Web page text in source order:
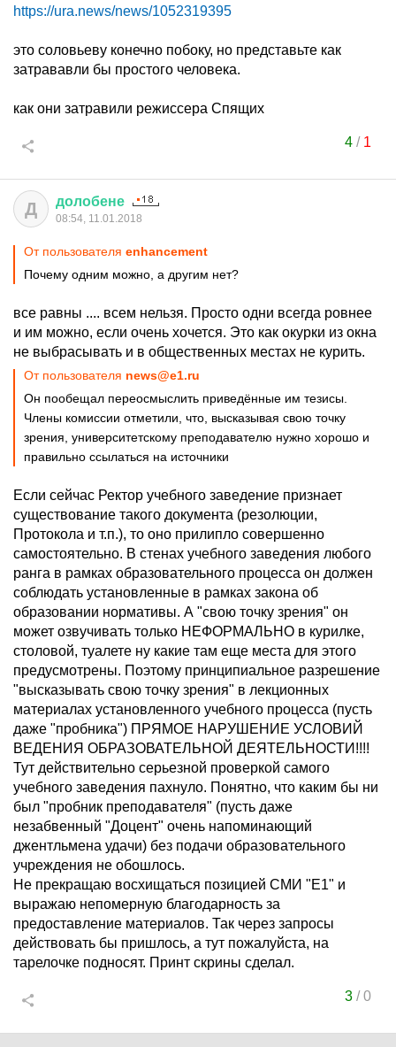
https://ura.news/news/1052319395
это соловьеву конечно побоку, но представьте как
затрававли бы простого человека.
как они затравили режиссера Спящих
4/ 1
Д долобене
08:54, 11.01.2018
От пользователя enhancement
Почему одним можно, а другим нет?
все равны .... всем нельзя. Просто одни всегда ровнее
и им можно, если очень хочется. Это как окурки из окна
не выбрасывать и в общественных местах не курить.
От пользователя news@e1.ru
Он пообещал переосмыслить приведённые им тезисы.
Члены комиссии отметили, что, высказывая свою точку
зрения, университетскому преподавателю нужно хорошо и
правильно ссылаться на источники
Если сейчас Ректор учебного заведение признает
существование такого документа (резолюции,
Протокола и т.п.), то оно прилипло совершенно
самостоятельно. В стенах учебного заведения любого
ранга в рамках образовательного процесса он должен
соблюдать установленные в рамках закона об
образовании нормативы. А "свою точку зрения" он
может озвучивать только НЕФОРМАЛЬНО в курилке,
столовой, туалете ну какие там еще места для этого
предусмотрены. Поэтому принципиальное разрешение
"высказывать свою точку зрения" в лекционных
материалах установленного учебного процесса (пусть
даже "пробника") ПРЯМОЕ НАРУШЕНИЕ УСЛОВИЙ
ВЕДЕНИЯ ОБРАЗОВАТЕЛЬНОЙ ДЕЯТЕЛЬНОСТИ!!!!
Тут действительно серьезной проверкой самого
учебного заведения пахнуло. Понятно, что каким бы ни
был "пробник преподавателя" (пусть даже
незабвенный "Доцент" очень напоминающий
джентльмена удачи) без подачи образовательного
учреждения не обошлось.
Не прекращаю восхищаться позицией СМИ "Е1" и
выражаю непомерную благодарность за
предоставление материалов. Так через запросы
действовать бы пришлось, а тут пожалуйста, на
тарелочке подносят. Принт скрины сделал.
3/0